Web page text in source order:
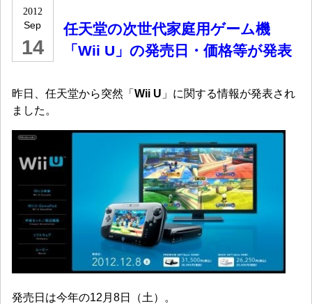
2012
Sep
14
任天堂の次世代家庭用ゲーム機
「Wii U」の発売日・価格等が発表
昨日、任天堂から突然「 Wii U 」に関する情報が発表され
ました。
発売日は今年の12月8日（土）。